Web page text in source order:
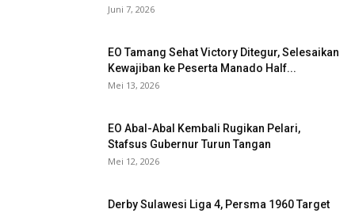
Juni 7, 2026
EO Tamang Sehat Victory Ditegur, Selesaikan
Kewajiban ke Peserta Manado Half...
Mei 13, 2026
EO Abal-Abal Kembali Rugikan Pelari,
Stafsus Gubernur Turun Tangan
Mei 12, 2026
Derby Sulawesi Liga 4, Persma 1960 Target